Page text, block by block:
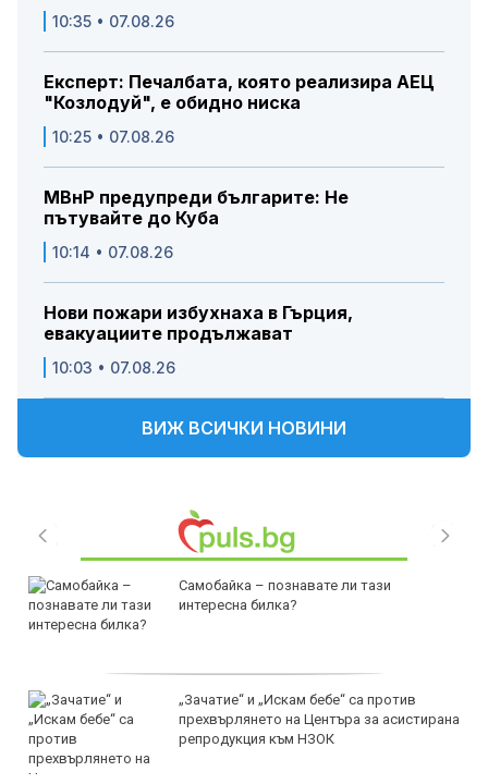
10:35 • 07.08.26
Експерт: Печалбата, която реализира АЕЦ
"Козлодуй", е обидно ниска
10:25 • 07.08.26
МВнР предупреди българите: Не
пътувайте до Куба
10:14 • 07.08.26
Нови пожари избухнаха в Гърция,
евакуациите продължават
10:03 • 07.08.26
ВИЖ ВСИЧКИ НОВИНИ
Самобайка – познавате ли тази
интересна билка?
„Зачатие“ и „Искам бебе“ са против
прехвърлянето на Центъра за асистирана
репродукция към НЗОК